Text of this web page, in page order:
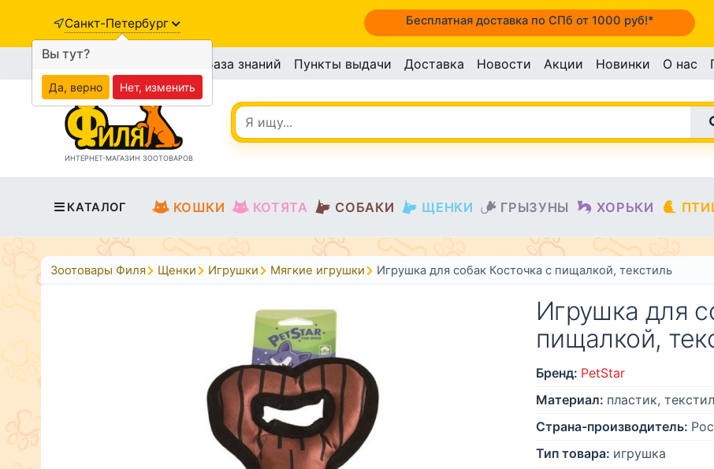
Санкт-Петербург Бесплатная доставка по СПб от 1000 руб!*
База знаний Пункты выдачи Доставка Новости Акции Новинки О нас
ИНТЕРНЕТ-МАГАЗИН ЗООТОВАРОВ
КАТАЛОГ КОШКИ КОТЯТА СОБАКИ ЩЕНКИ ГРЫЗУНЫ ХОРЬКИ
Зоотовары Филя Щенки Игрушки Мягкие игрушки Игрушка для собак Косточка с пищалкой, текстиль
Игрушка для
пищалкой,
Бренд: PetStar
Материал: пластик,
Страна-производитель:
Тип товара: игрушка
Вы тут?
Да, верно Нет, изменить